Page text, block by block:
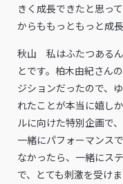
きく成長できたと思っ
からももっともっと成
秋山 私はふたつあるん
とです。柏木由紀さん
ジションだったので、
れたことが本当に嬉し
ルに向けた特別企画で
一緒にパフォーマンス
なかったら、一緒にス
で、とても刺激を受け